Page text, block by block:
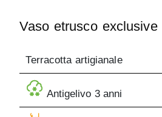
Vaso etrusco exclusive
Terracotta artigianale
Antigelivo 3 anni